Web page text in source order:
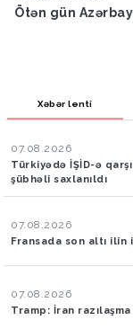
Ötən gün
Xəbər lenti
07.08.2026
Türkiyədə İŞİD-ə
şübhəli saxlanıldı
07.08.2026
Fransada son altı
07.08.2026
Tramp: İran